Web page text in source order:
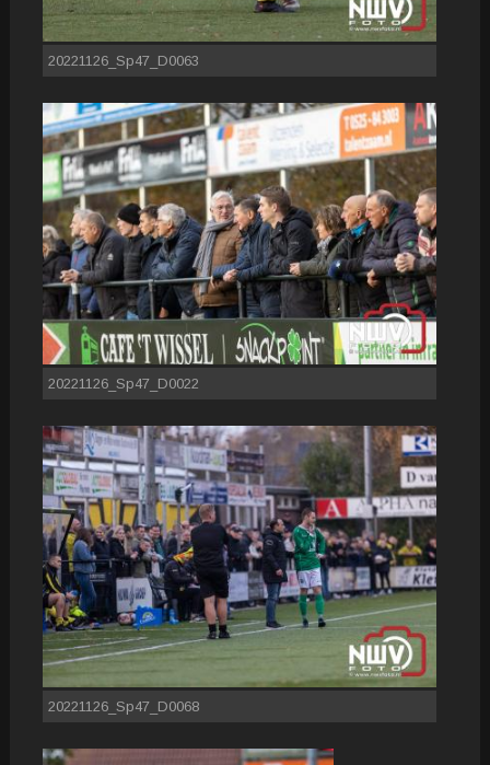
20221126_Sp47_D0063
20221126_Sp47_D0022
20221126_Sp47_D0068